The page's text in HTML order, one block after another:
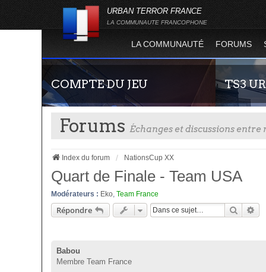
URBAN TERROR FRANCE
LA COMMUNAUTE FRANCOPHONE
LA COMMUNAUTÉ FORUMS
COMPTE DU JEU
Guide rapide concernant l'inscription sur le
site officiel du jeu. Créez ainsi votre compte
TS3
Envie de
Forums Échanges et discussions
Index du forum NationsCup XX
Quart de Finale - Team USA
Modérateurs : Eko, Team France
Répondre
Babou
Membre Team France